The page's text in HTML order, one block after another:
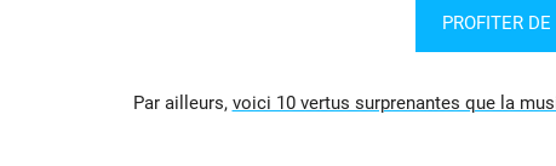
PROFITER
Par ailleurs, voici 10 vertus surprenantes que la